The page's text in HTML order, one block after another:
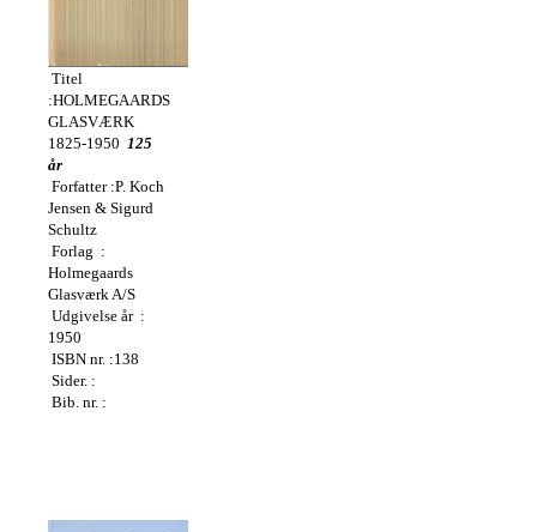
Titel
:HOLMEGAARDS
GLASVÆRK
1825-1950 125
år
Forfatter :P. Koch
Jensen & Sigurd
Schultz
Forlag :
Holmegaards
Glasværk A/S
Udgivelse år :
1950
ISBN nr. :138
Sider. :
Bib. nr. :